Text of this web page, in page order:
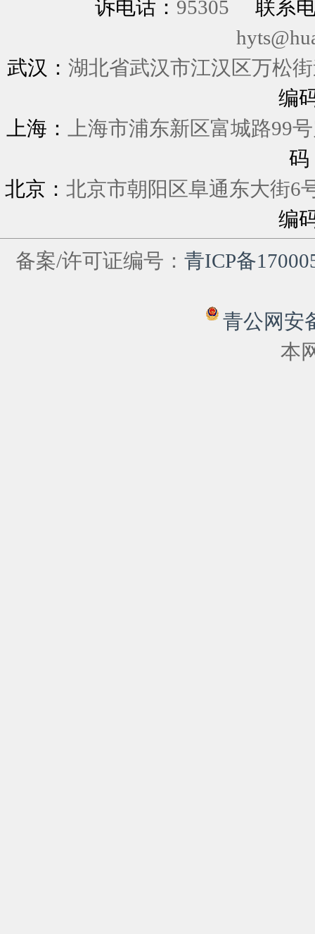
诉电话： 95305
联系
武汉： 湖北省武汉市江汉区万松
编
上海：
上海市浦东新区富
码
北京： 北京市朝阳区阜通东大
编
备案/许可证编号： 青ICP备
青公网安
本